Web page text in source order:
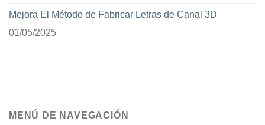
Mejora El Método de Fabricar Letras de Canal 3D
01/05/2025
MENÚ DE NAVEGACIÓN